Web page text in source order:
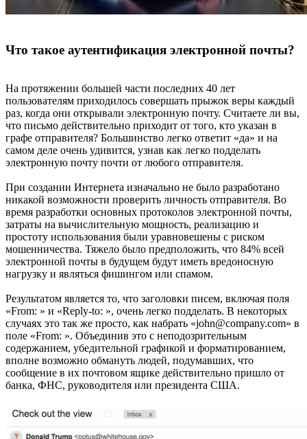
Что такое аутентификация электронной почты?
На протяжении большей части последних 40 лет
пользователям приходилось совершать прыжок веры каждый
раз, когда они открывали электронную почту. Считаете ли вы,
что письмо действительно приходит от того, кто указан в
графе отправителя? Большинство легко ответит «да» и на
самом деле очень удивится, узнав как легко подделать
электронную почту почти от любого отправителя.
При создании Интернета изначально не было разработано
никакой возможности проверить личность отправителя. Во
время разработки основных протоколов электронной почты,
затраты на вычислительную мощность, реализацию и
простоту использования были уравновешены с риском
мошенничества. Тяжело было предположить, что 84% всей
электронной почты в будущем будут иметь вредоносную
нагрузку и являться фишингом или спамом.
Результатом является то, что заголовки писем, включая поля
«From: » и «Reply-to: », очень легко подделать. В некоторых
случаях это так же просто, как набрать «john@company.com» в
поле «From: ». Объединив это с неподозрительным
содержанием, убедительной графикой и форматированием,
вполне возможно обмануть людей, подумавших, что
сообщение в их почтовом ящике действительно пришло от
банка, ФНС, руководителя или президента США.